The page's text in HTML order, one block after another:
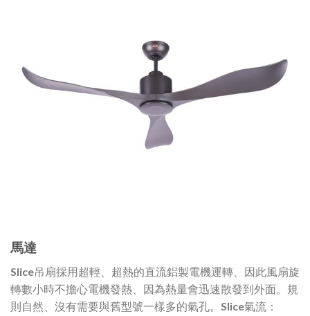
馬達
Slice吊扇採用超輕、超熱的直流鋁製電機運轉、因此風扇旋
轉數小時不擔心電機發熱、因為熱量會迅速散發到外面。規
則自然、沒有需要與舊型號一樣多的氣孔。Slice氣流：